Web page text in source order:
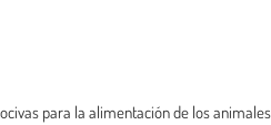
para la alimentación de los